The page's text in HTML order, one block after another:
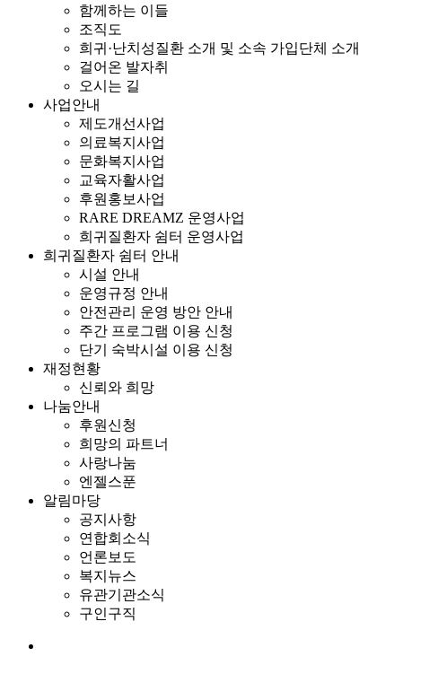
함께하는 이들
조직도
희귀·난치성질환 소개 및 소속 가입단체 소개
걸어온 발자취
오시는 길
사업안내
제도개선사업
의료복지사업
문화복지사업
교육자활사업
후원홍보사업
RARE DREAMZ 운영사업
희귀질환자 쉼터 운영사업
희귀질환자 쉼터 안내
시설 안내
운영규정 안내
안전관리 운영 방안 안내
주간 프로그램 이용 신청
단기 숙박시설 이용 신청
재정현황
신뢰와 희망
나눔안내
후원신청
희망의 파트너
사랑나눔
엔젤스푼
알림마당
공지사항
연합회소식
언론보도
복지뉴스
유관기관소식
구인구직